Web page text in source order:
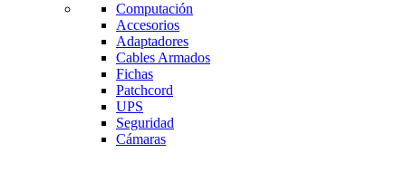
Computación
Accesorios
Adaptadores
Cables Armados
Fichas
Patchcord
UPS
Seguridad
Cámaras